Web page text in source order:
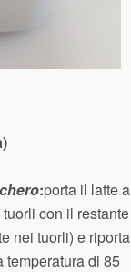
:porta il latte a
con il restante
nei tuorli) e riporta
temperatura di 85